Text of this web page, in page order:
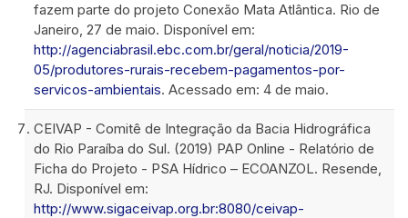
fazem parte do projeto Conexão Mata Atlântica. Rio de
Janeiro, 27 de maio. Disponível em:
http://agenciabrasil.ebc.com.br/geral/noticia/2019-
05/produtores-rurais-recebem-pagamentos-por-
servicos-ambientais. Acessado em: 4 de maio.
CEIVAP - Comitê de Integração da Bacia Hidrográfica
do Rio Paraíba do Sul. (2019) PAP Online - Relatório de
Ficha do Projeto - PSA Hídrico – ECOANZOL. Resende,
RJ. Disponível em:
http://www.sigaceivap.org.br:8080/ceivap-